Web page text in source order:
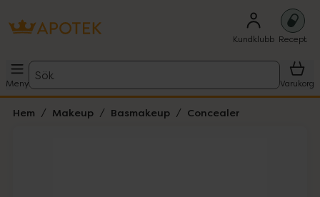
Kundklubb Recept
Meny
Sök
Varukorg
Hem Makeup Basmakeup Concealer